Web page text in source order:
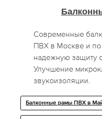
Современные
ПВХ в Москве и
надежную защиту
Улучшение
звукоизоляции.
Балконные рамы ПВХ в